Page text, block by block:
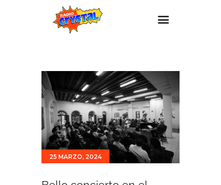
Estaciones
Eventos
Promociones
Noticias
Para ti
Contacto
25 MARZO, 2024